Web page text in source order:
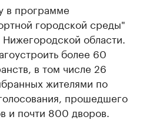
в программе
городской среды"
области.
более 60
в том числе 26
жителями по
прошедшего
и почти 800 дворов.